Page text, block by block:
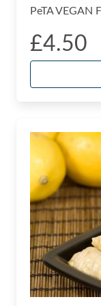
PeTA VEGAN
£4.50